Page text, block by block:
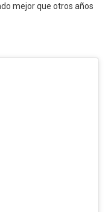
mejor que otros años